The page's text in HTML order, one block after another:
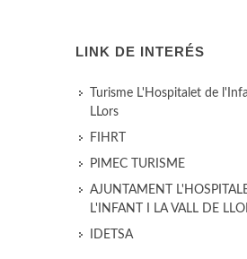
LINK DE INTERÉS
Turisme L'Hospitalet de
LLors
FIHRT
PIMEC TURISME
AJUNTAMENT
L'INFANT I LA VALL DE
IDETSA